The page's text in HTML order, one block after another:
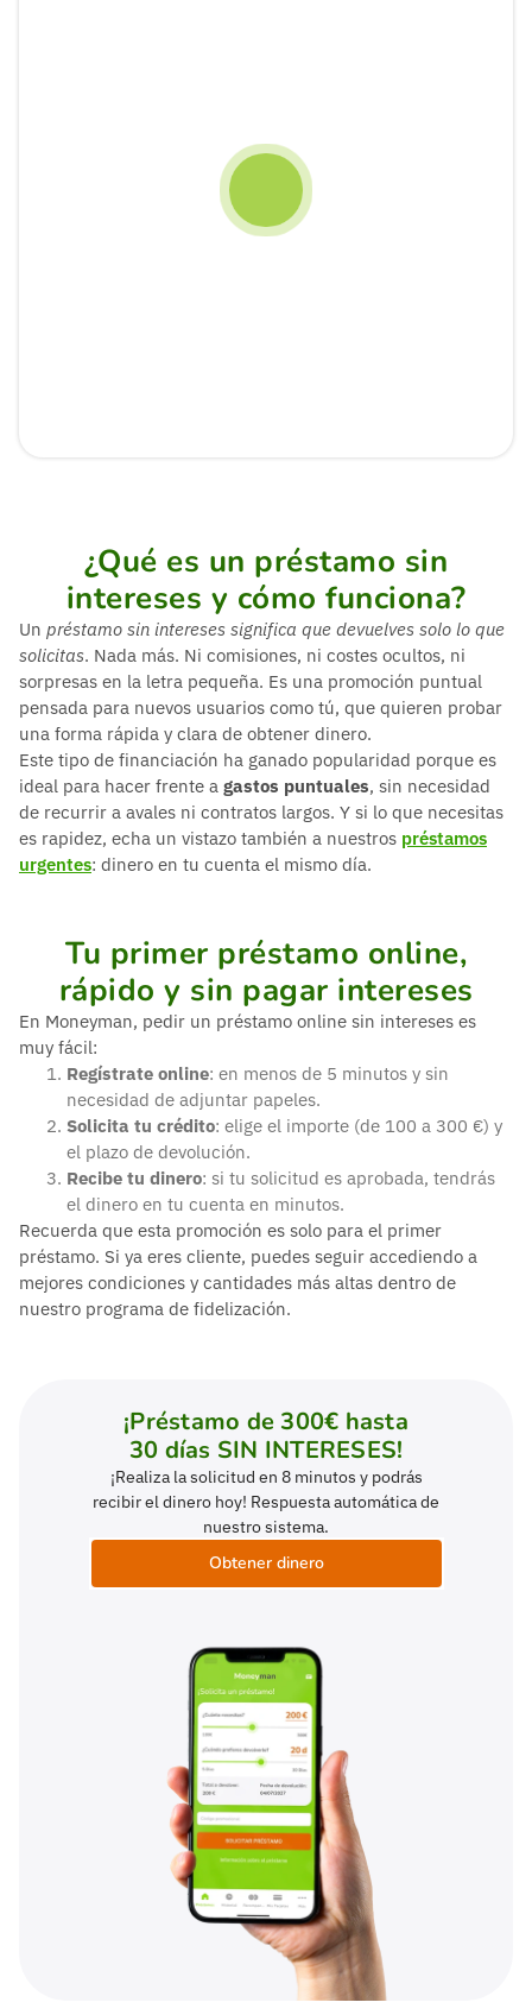
¿Qué es un préstamo sin
intereses y cómo funciona?
Un préstamo sin intereses significa que devuelves solo lo que
solicitas. Nada más. Ni comisiones, ni costes ocultos, ni
sorpresas en la letra pequeña. Es una promoción puntual
pensada para nuevos usuarios como tú, que quieren probar
una forma rápida y clara de obtener dinero.
Este tipo de financiación ha ganado popularidad porque es
ideal para hacer frente a gastos puntuales, sin necesidad
de recurrir a avales ni contratos largos. Y si lo que necesitas
es rapidez, echa un vistazo también a nuestros préstamos
urgentes: dinero en tu cuenta el mismo día.
Tu primer préstamo online,
rápido y sin pagar intereses
En Moneyman, pedir un préstamo online sin intereses es
muy fácil:
Regístrate online: en menos de 5 minutos y sin
necesidad de adjuntar papeles.
Solicita tu crédito: elige el importe (de 100 a 300 €) y
el plazo de devolución.
Recibe tu dinero: si tu solicitud es aprobada, tendrás
el dinero en tu cuenta en minutos.
Recuerda que esta promoción es solo para el primer
préstamo. Si ya eres cliente, puedes seguir accediendo a
mejores condiciones y cantidades más altas dentro de
nuestro programa de fidelización.
¡Préstamo de 300€ hasta
30 días SIN INTERESES!
¡Realiza la solicitud en 8 minutos y podrás
recibir el dinero hoy! Respuesta automática de
nuestro sistema.
Obtener dinero